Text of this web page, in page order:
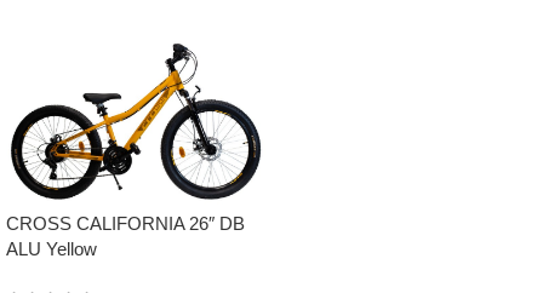
CROSS CALIFORNIA 26″ DB
ALU Yellow